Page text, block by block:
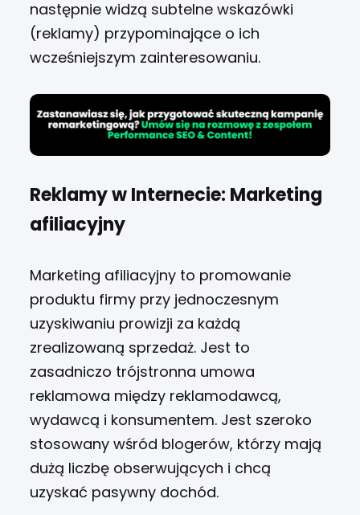
następnie widzą subtelne wskazówki
(reklamy) przypominające o ich
wcześniejszym zainteresowaniu.
Reklamy w Internecie: Marketing
afiliacyjny
Marketing afiliacyjny to promowanie
produktu firmy przy jednoczesnym
uzyskiwaniu prowizji za każdą
zrealizowaną sprzedaż. Jest to
zasadniczo trójstronna umowa
reklamowa między reklamodawcą,
wydawcą i konsumentem. Jest szeroko
stosowany wśród blogerów, którzy mają
dużą liczbę obserwujących i chcą
uzyskać pasywny dochód.